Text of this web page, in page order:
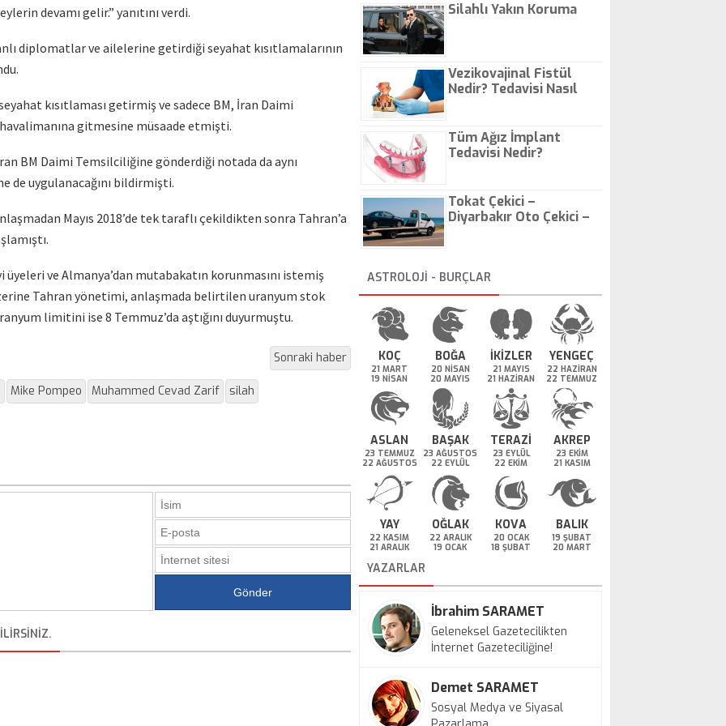
devamı gelir.” yanıtını verdi.
diplomatlar ve ailelerine getirdiği seyahat kısıtlamalarının
kısıtlaması getirmiş ve sadece BM, İran Daimi
gitmesine müsaade etmişti.
BM Daimi Temsilciliğine gönderdiği notada da aynı
de uygulanacağını bildirmişti.
Mayıs 2018’de tek taraflı çekildikten sonra Tahran’a
ve Almanya’dan mutabakatın korunmasını istemiş
Tahran yönetimi, anlaşmada belirtilen uranyum stok
limitini ise 8 Temmuz’da aştığını duyurmuştu.
Sonraki haber
Mike Pompeo Muhammed Cevad Zarif silah
Silahlı Yakın Koruma
Vezikovajinal Fistül
Nedir? Tedavisi Nasıl
Tüm Ağız İmplant
Tedavisi Nedir?
Tokat Çekici –
Diyarbakır Oto Çekici –
ASTROLOJİ - BURÇLAR
KOÇ
21 MART
19 NİSAN
BOĞA
20 NİSAN
20 MAYIS
İKİZLER
21 MAYIS
21 HAZİRAN
YENGEÇ
22 HAZİRAN
22 TEMMUZ
ASLAN
23 TEMMUZ
22 AĞUSTOS
BAŞAK
23 AĞUSTOS
22 EYLÜL
TERAZİ
23 EYLÜL
22 EKİM
AKREP
23 EKİM
21 KASIM
YAY
22 KASIM
21 ARALIK
OĞLAK
22 ARALIK
19 OCAK
KOVA
20 OCAK
18 ŞUBAT
BALIK
19 ŞUBAT
20 MART
YAZARLAR
İbrahim SARAMET
Geleneksel Gazetecilikten
İnternet Gazeteciliğine!
Demet SARAMET
Sosyal Medya ve Siyasal